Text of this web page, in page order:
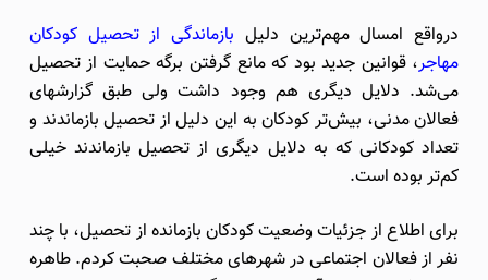
درواقع امسال مهم‌ترین دلیل بازماندگی از تحصیل کودکان
مهاجر، قوانین جدید بود که مانع گرفتن برگه حمایت از تحصیل
می‌شد. دلایل دیگری هم وجود داشت ولی طبق گزارشهای
فعالان مدنی، بیش‌تر کودکان به این دلیل از تحصیل بازماندند و
تعداد کودکانی که به دلایل دیگری از تحصیل بازماندند خیلی
کم‌تر بوده است.
برای اطلاع از جزئیات وضعیت کودکان بازمانده از تحصیل، با چند
نفر از فعالان اجتماعی در شهرهای مختلف صحبت کردم. طاهره